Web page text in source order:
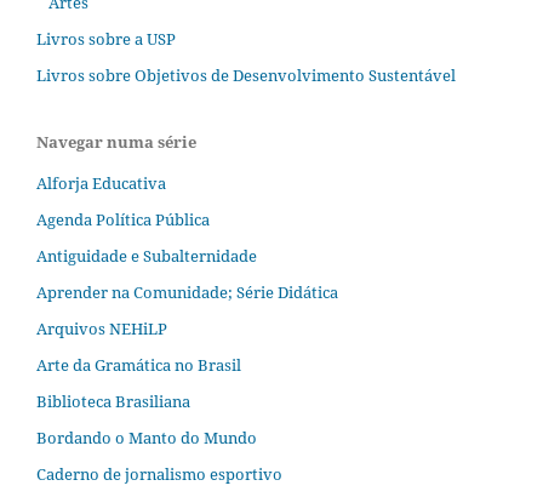
Livros sobre a USP
Livros sobre Objetivos de Desenvolvimento Sustentável
Navegar numa série
Alforja Educativa
Agenda Política Pública
Antiguidade e Subalternidade
Aprender na Comunidade; Série Didática
Arquivos NEHiLP
Arte da Gramática no Brasil
Biblioteca Brasiliana
Bordando o Manto do Mundo
Caderno de jornalismo esportivo